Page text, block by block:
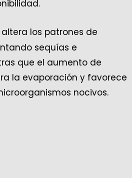
altera los patrones de
sequías e
que el aumento de
la evaporación y favorece
nocivos.